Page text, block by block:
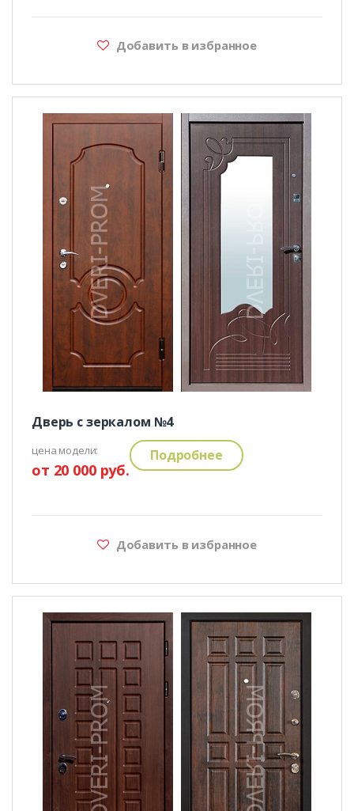
Добавить в избранное
Дверь с зеркалом №4
цена модели:
от 20 000 руб.
Подробнее
Добавить в избранное